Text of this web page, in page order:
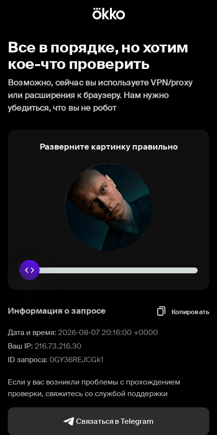
Все в порядке, но хотим
кое-что проверить
Возможно, сейчас вы используете VPN/proxy
или расширения к браузеру. Нам нужно
убедиться, что вы не робот
Разверните картинку правильно
Информация о запросе Копировать
Дата и время: 2026-08-07 20:16:00 +0000
Ваш IP: 216.73.216.30
ID запроса: 0GY36REJCGk1
Если у вас возникли проблемы с прохождением
проверки, свяжитесь со службой поддержки
Связаться в Telegram